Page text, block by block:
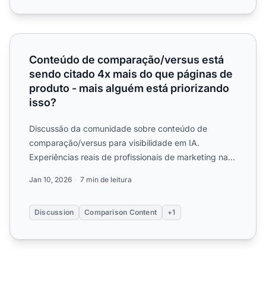
Conteúdo de comparação/versus está sendo citado 4x
Conteúdo de comparação/versus está
sendo citado 4x mais do que páginas de
produto - mais alguém está priorizando
isso?
Discussão da comunidade sobre conteúdo de
comparação/versus para visibilidade em IA.
Experiências reais de profissionais de marketing na
Jan 10, 2026 7 min de leitura
Discussion Comparison Content +1